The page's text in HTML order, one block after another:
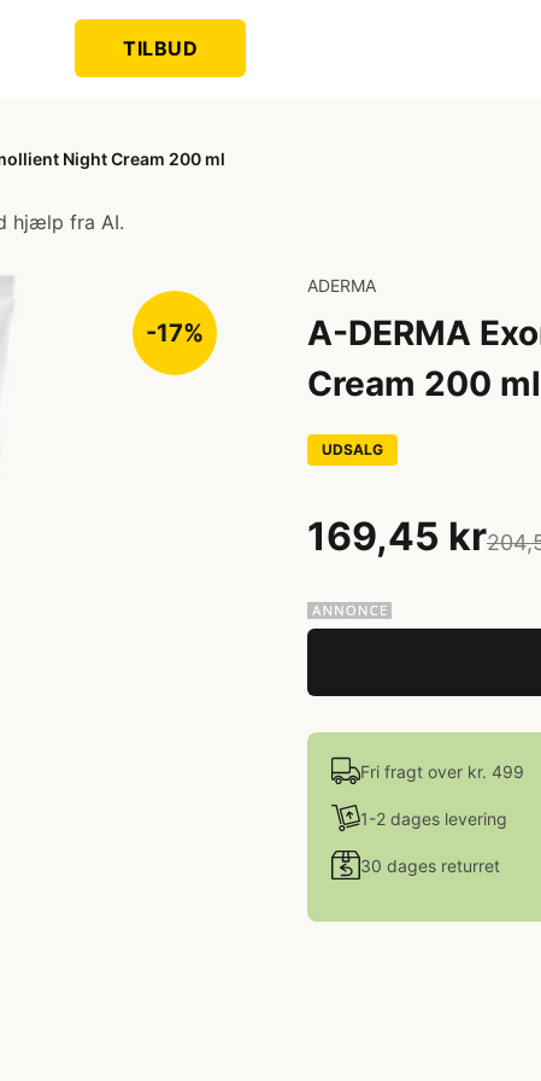
TILBUD
Night Cream 200 ml
hjælp fra AI.
-17%
ADERMA
A-DERMA
Cream 200 ml
UDSALG
169,45 kr
Fri fragt over kr. 499
1-2 dages levering
30 dages returret